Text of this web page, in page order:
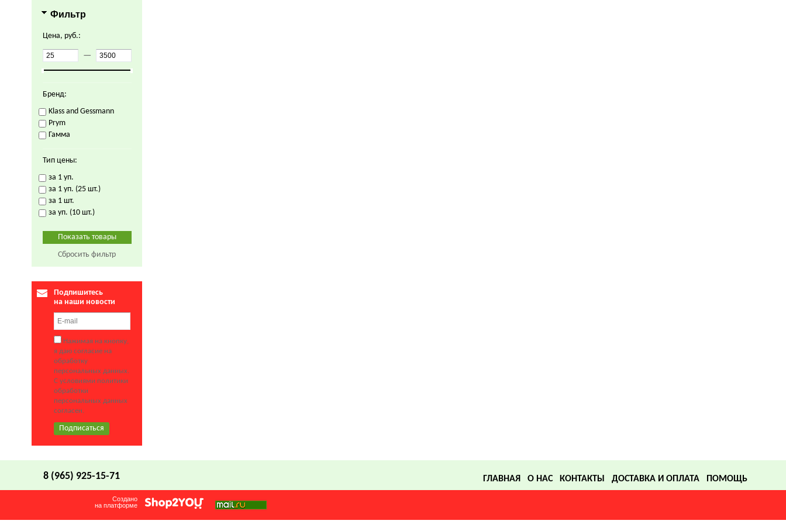
Фильтр
Цена, руб.:
—
Бренд:
Klass and Gessmann
Prym
Гамма
Тип цены:
за 1 уп.
за 1 уп. (25 шт.)
за 1 шт.
за уп. (10 шт.)
Сбросить фильтр
Подпишитесь
на наши новости
Нажимая на кнопку,
я даю согласие на
обработку
персональных данных.
С условиями политики
обработки
персональных данных
согласен.
8 (965) 925-15-71 ГЛАВНАЯ О НАС КОНТАКТЫ ДОСТАВКА И ОПЛАТА ПОМОЩЬ
Создано
на платформе